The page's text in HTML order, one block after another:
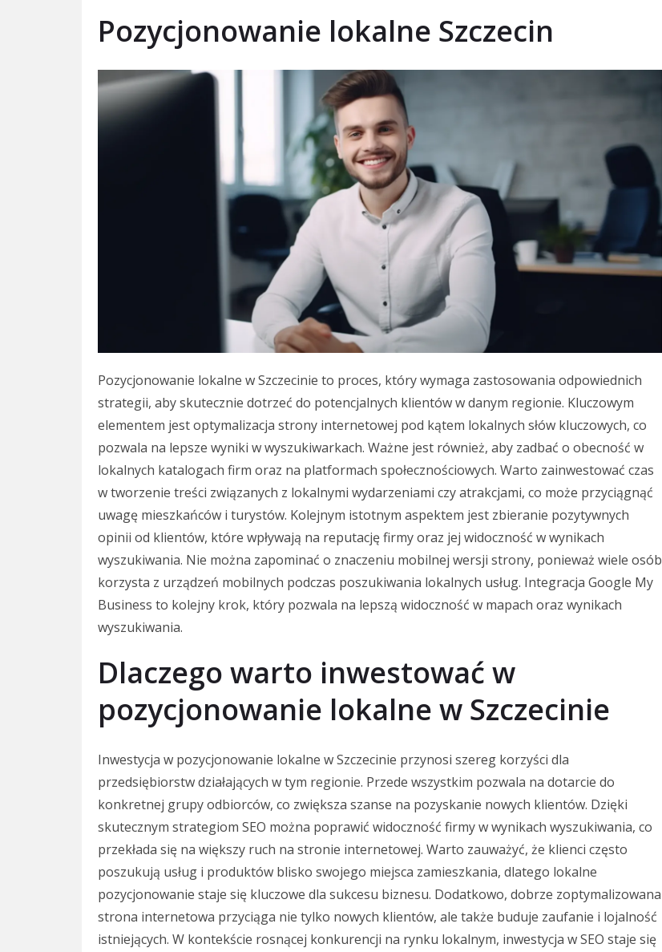
Pozycjonowanie lokalne Szczecin
Pozycjonowanie lokalne w Szczecinie to proces, który wymaga zastosowania odpowiednich
strategii, aby skutecznie dotrzeć do potencjalnych klientów w danym regionie. Kluczowym
elementem jest optymalizacja strony internetowej pod kątem lokalnych słów kluczowych, co
pozwala na lepsze wyniki w wyszukiwarkach. Ważne jest również, aby zadbać o obecność w
lokalnych katalogach firm oraz na platformach społecznościowych. Warto zainwestować czas
w tworzenie treści związanych z lokalnymi wydarzeniami czy atrakcjami, co może przyciągnąć
uwagę mieszkańców i turystów. Kolejnym istotnym aspektem jest zbieranie pozytywnych
opinii od klientów, które wpływają na reputację firmy oraz jej widoczność w wynikach
wyszukiwania. Nie można zapominać o znaczeniu mobilnej wersji strony, ponieważ wiele osób
korzysta z urządzeń mobilnych podczas poszukiwania lokalnych usług. Integracja Google My
Business to kolejny krok, który pozwala na lepszą widoczność w mapach oraz wynikach
wyszukiwania.
Dlaczego warto inwestować w
pozycjonowanie lokalne w Szczecinie
Inwestycja w pozycjonowanie lokalne w Szczecinie przynosi szereg korzyści dla
przedsiębiorstw działających w tym regionie. Przede wszystkim pozwala na dotarcie do
konkretnej grupy odbiorców, co zwiększa szanse na pozyskanie nowych klientów. Dzięki
skutecznym strategiom SEO można poprawić widoczność firmy w wynikach wyszukiwania, co
przekłada się na większy ruch na stronie internetowej. Warto zauważyć, że klienci często
poszukują usług i produktów blisko swojego miejsca zamieszkania, dlatego lokalne
pozycjonowanie staje się kluczowe dla sukcesu biznesu. Dodatkowo, dobrze zoptymalizowana
strona internetowa przyciąga nie tylko nowych klientów, ale także buduje zaufanie i lojalność
istniejących. W kontekście rosnącej konkurencji na rynku lokalnym, inwestycja w SEO staje się